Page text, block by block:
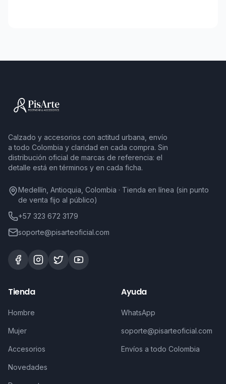
Calzado y accesorios con actitud urbana, envío
a todo Colombia y claridad en cada compra. Sin
distribución oficial de marcas de referencia: el
detalle está en términos y en cada ficha.
Medellín, Antioquia, Colombia · Tienda en línea (sin punto
de venta fijo al público)
+57 323 672 3179
soporte@pisarteoficial.com
Tienda
Hombre
Mujer
Accesorios
Novedades
Ayuda
WhatsApp
soporte@pisarteoficial.com
Envíos a todo Colombia